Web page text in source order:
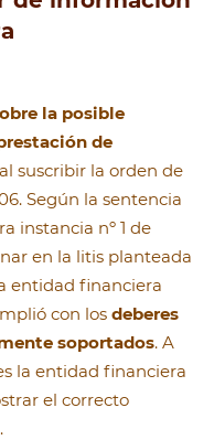
la posible
de
suscribir la orden de
Según la sentencia
instancia nº 1 de
en la litis planteada
entidad financiera
con los deberes
soportados. A
la entidad financiera
el correcto